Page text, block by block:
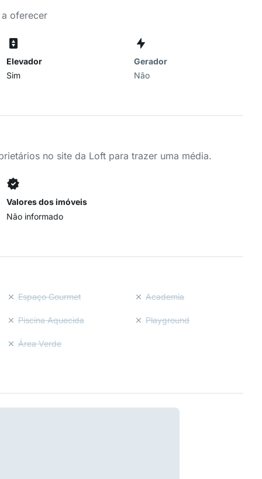
oferecer
Elevador
Sim
Gerador
Não
no site da Loft para trazer uma média.
Valores dos imóveis
Não informado
Espaço Gourmet Academia
Piscina Aquecida Playground
Área Verde